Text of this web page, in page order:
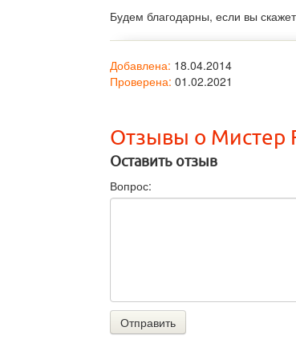
Будем благодарны, если вы
Добавлена: 18.04.2014
Проверена: 01.02.2021
Отзывы о Мистер
Оставить отзыв
Вопрос:
Отправить